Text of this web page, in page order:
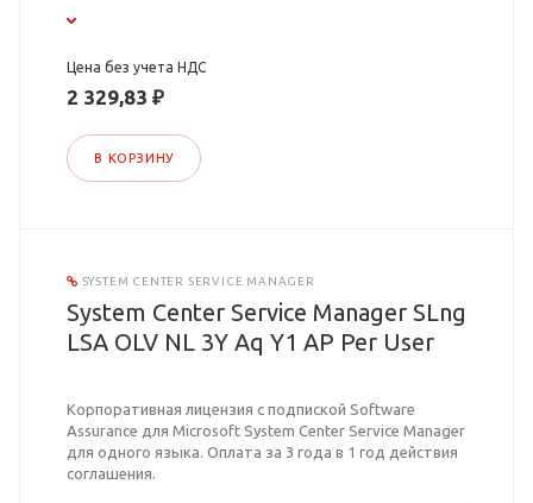
Цена без учета НДС
2 329,83 ₽
В КОРЗИНУ
SYSTEM CENTER SERVICE MANAGER
System Center Service Manager SLng
LSA OLV NL 3Y Aq Y1 AP Per User
Корпоративная лицензия с подпиской Software
Assurance для Microsoft System Center Service Manager
для одного языка. Оплата за 3 года в 1 год действия
соглашения.